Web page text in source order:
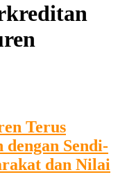
Terus
Sendi-
dan Nilai